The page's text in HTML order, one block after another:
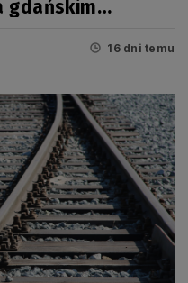
gdańskim
16 dni temu